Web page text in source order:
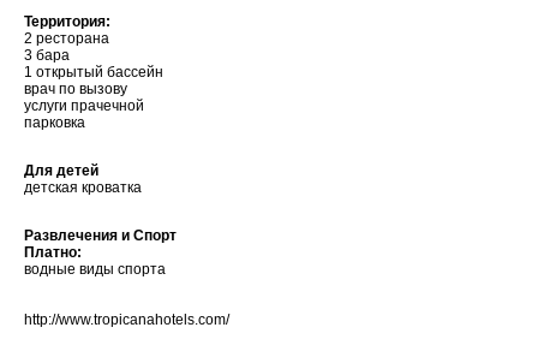
Территория:
2 ресторана
3 бара
1 открытый бассейн
врач по вызову
услуги прачечной
парковка
Для детей
детская кроватка
Развлечения и Спорт
Платно:
водные виды спорта
http://www.tropicanahotels.com/